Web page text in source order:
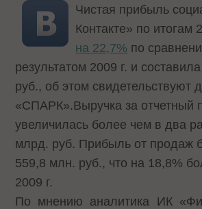
Чистая прибыль
Контакте» по итогам
на 22,7% по
результатом 2009 г. и
руб., об этом свидетельствуют
«СПАРК».Выручка за отчетный
увеличилась более чем в два
млрд. руб. Прибыль от продаж
559,8 млн. руб., что на 18,8%
2009 г.
По мнению аналитика ИК